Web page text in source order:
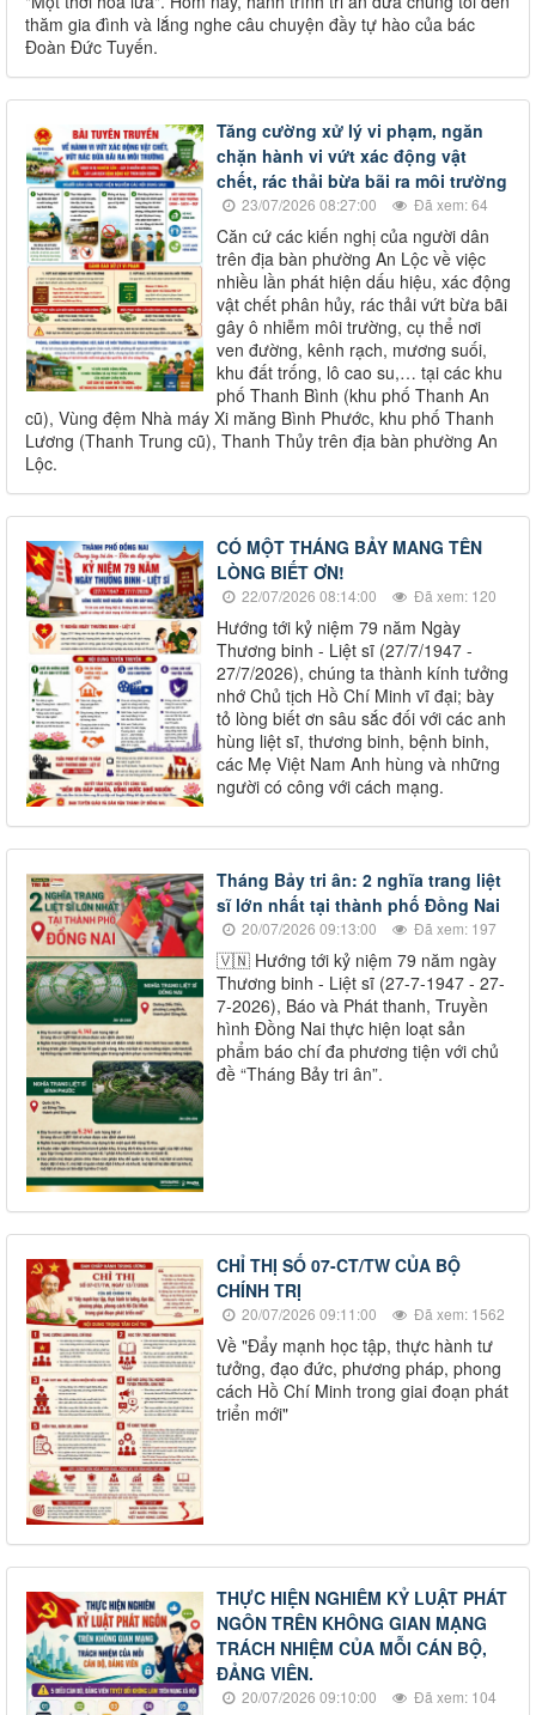
thăm gia đình và lắng nghe câu chuyện đầy tự hào của bác
Đoàn Đức Tuyến.
Tăng cường xử lý vi phạm, ngăn
chặn hành vi vứt xác động vật
chết, rác thải bừa bãi ra môi trường
23/07/2026 08:27:00 Đã xem: 64
Căn cứ các kiến nghị của người dân
trên địa bàn phường An Lộc về việc
nhiều lần phát hiện dấu hiệu, xác động
vật chết phân hủy, rác thải vứt bừa bãi
gây ô nhiễm môi trường, cụ thể nơi
ven đường, kênh rạch, mương suối,
khu đất trống, lô cao su,… tại các khu
phố Thanh Bình (khu phố Thanh An
cũ), Vùng đệm Nhà máy Xi măng Bình Phước, khu phố Thanh
Lương (Thanh Trung cũ), Thanh Thủy trên địa bàn phường An
Lộc.
CÓ MỘT THÁNG BẢY MANG TÊN
LÒNG BIẾT ƠN!
22/07/2026 08:14:00 Đã xem: 120
Hướng tới kỷ niệm 79 năm Ngày
Thương binh - Liệt sĩ (27/7/1947 -
27/7/2026), chúng ta thành kính tưởng
nhớ Chủ tịch Hồ Chí Minh vĩ đại; bày
tỏ lòng biết ơn sâu sắc đối với các anh
hùng liệt sĩ, thương binh, bệnh binh,
các Mẹ Việt Nam Anh hùng và những
người có công với cách mạng.
Tháng Bảy tri ân: 2 nghĩa trang liệt
sĩ lớn nhất tại thành phố Đồng Nai
20/07/2026 09:13:00 Đã xem: 197
🇻🇳 Hướng tới kỷ niệm 79 năm ngày
Thương binh - Liệt sĩ (27-7-1947 - 27-
7-2026), Báo và Phát thanh, Truyền
hình Đồng Nai thực hiện loạt sản
phẩm báo chí đa phương tiện với chủ
đề “Tháng Bảy tri ân”.
CHỈ THỊ SỐ 07-CT/TW CỦA BỘ
CHÍNH TRỊ
20/07/2026 09:11:00 Đã xem: 1562
Về "Đẩy mạnh học tập, thực hành tư
tưởng, đạo đức, phương pháp, phong
cách Hồ Chí Minh trong giai đoạn phát
triển mới"
THỰC HIỆN NGHIÊM KỶ LUẬT PHÁT
NGÔN TRÊN KHÔNG GIAN MẠNG
TRÁCH NHIỆM CỦA MỖI CÁN BỘ,
ĐẢNG VIÊN.
20/07/2026 09:10:00 Đã xem: 104